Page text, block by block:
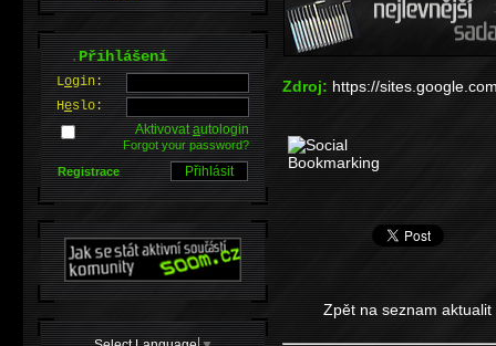
Zdroj: https://
Zpět na seznam aktualit
.Přihlášení
Login:
Heslo:
Aktivovatautologin
Forgot your password?
Registrace